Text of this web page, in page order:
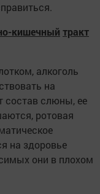
-кишечный тракт
алкоголь
на
состав слюны, ее
ротовая
на здоровье
они в плохом